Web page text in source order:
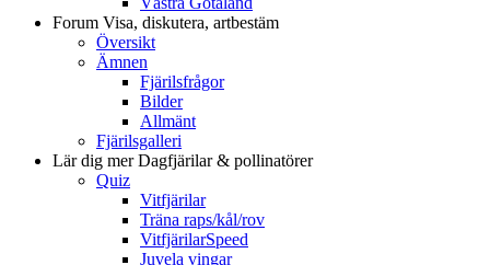
Forum Visa, diskutera, artbestäm
Översikt
Ämnen
Fjärilsfrågor
Bilder
Allmänt
Fjärilsgalleri
Lär dig merDagfjärilar & pollinatörer
Quiz
Vitfjärilar
Träna raps/kål/rov
VitfjärilarSpeed
Juvela vingar